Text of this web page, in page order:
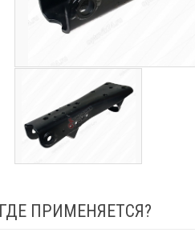
ГДЕ ПРИМЕНЯЕТСЯ?